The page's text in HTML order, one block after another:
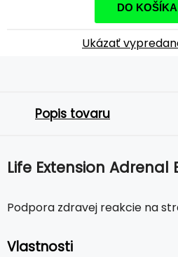
DO KOŠÍKA
Ukázať
Popis tovaru
Life Extension Adrenal
Podpora zdravej reakcie na
Vlastnosti